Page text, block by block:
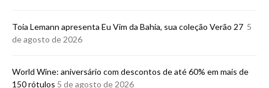
Toia Lemann apresenta Eu Vim da Bahia, sua coleção Verão 27 5
de agosto de 2026
World Wine: aniversário com descontos de até 60% em mais de
150 rótulos 5 de agosto de 2026